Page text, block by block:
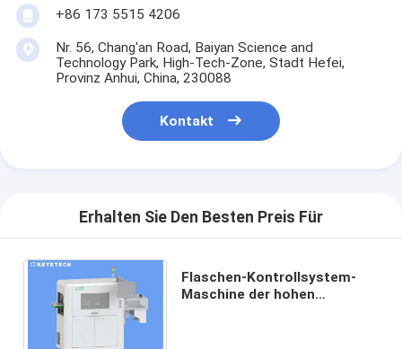
+86 173 5515 4206
Nr. 56, Chang'an Road, Baiyan Science and
Technology Park, High-Tech-Zone, Stadt Hefei,
Provinz Anhui, China, 230088
Kontakt
Erhalten Sie Den Besten Preis Für
Flaschen-Kontrollsystem-
Maschine der hohen